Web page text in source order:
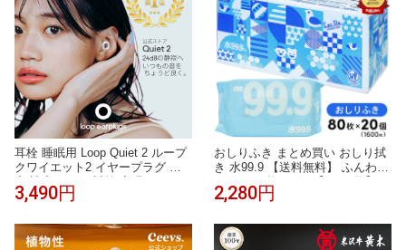
耳栓 睡眠用 Loop Quiet 2 ループ
クワイエット2 イヤープラグ 防
音 遮音 いびき対策 安眠 シリコ
ン 横向き寝 飛行機 旅行 勉強 集
2年保証 30日返品OK 送料無料
3,490円
おしりふき まとめ買い おしり拭
き 水99.9 【送料無料】 ふんわり
シート 80枚×20個 【1,600枚】
【肌にやさしい】 レック ダイレ
2,280円